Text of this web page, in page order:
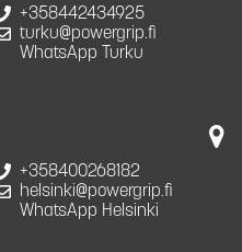
+358442434925
turku@powergrip.fi
WhatsApp Turku
+358400268182
helsinki@powergrip.fi
WhatsApp Helsinki